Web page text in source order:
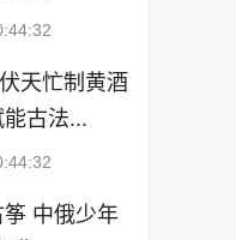
天忙制黄酒
古法...
中俄少年